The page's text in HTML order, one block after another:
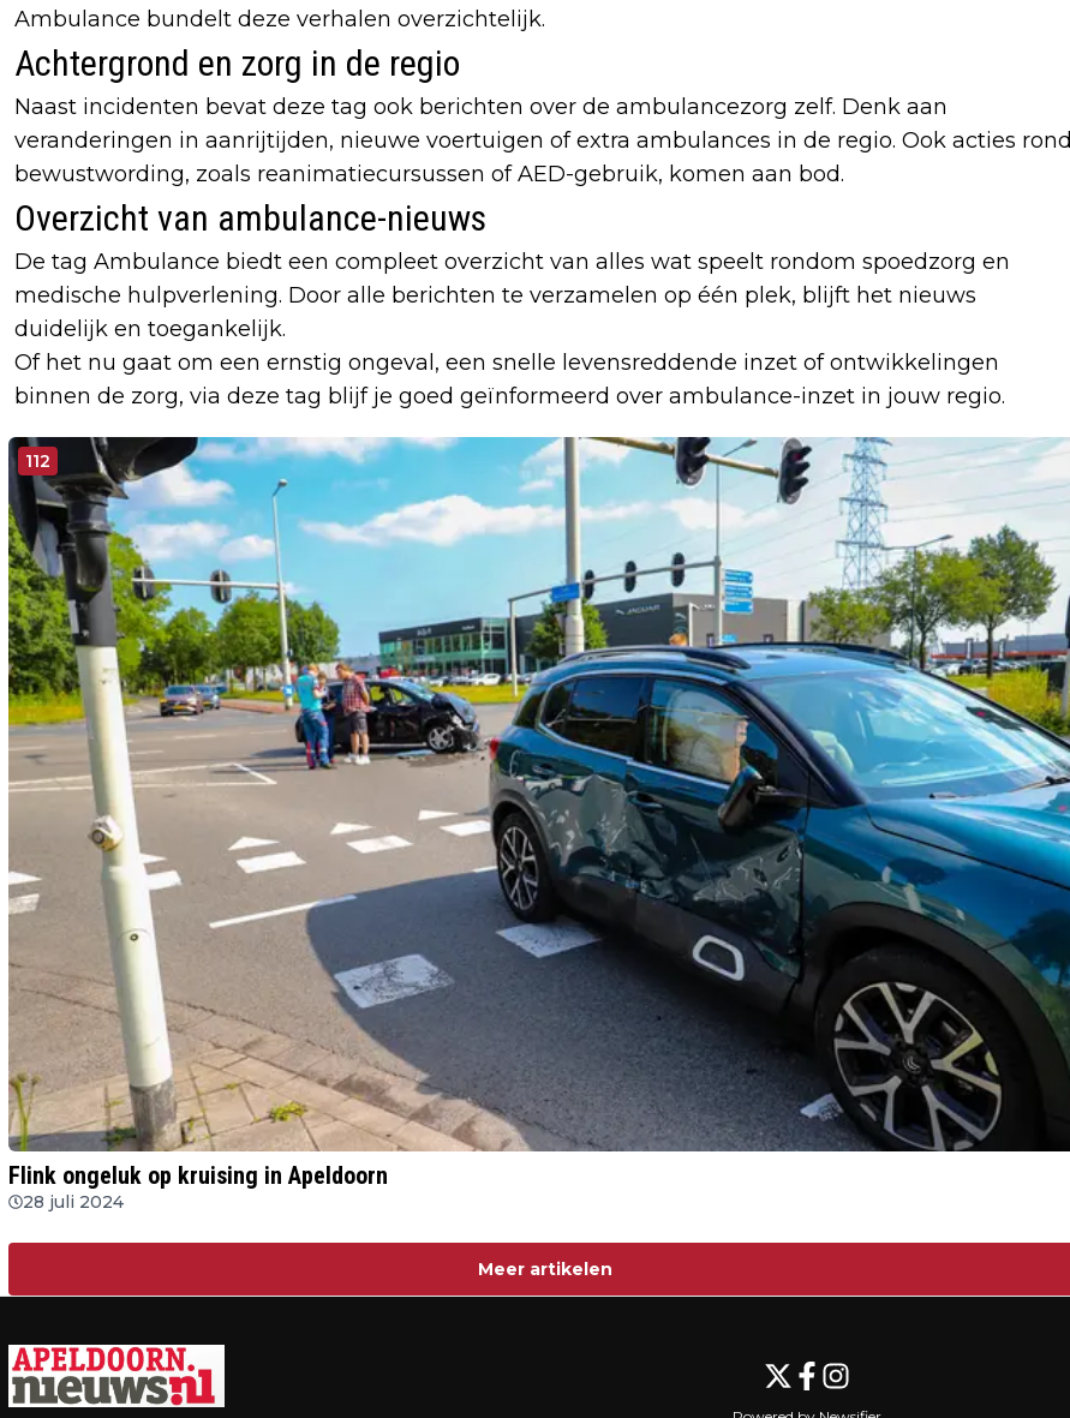
Ambulance bundelt deze verhalen overzichtelijk.
Achtergrond en zorg in de regio
Naast incidenten bevat deze tag ook berichten over de ambulancezorg zelf. Denk aan
veranderingen in aanrijtijden, nieuwe voertuigen of extra ambulances in de regio. Ook acties rond
bewustwording, zoals reanimatiecursussen of AED-gebruik, komen aan bod.
Overzicht van ambulance-nieuws
De tag Ambulance biedt een compleet overzicht van alles wat speelt rondom spoedzorg en
medische hulpverlening. Door alle berichten te verzamelen op één plek, blijft het nieuws
duidelijk en toegankelijk.
Of het nu gaat om een ernstig ongeval, een snelle levensreddende inzet of ontwikkelingen
binnen de zorg, via deze tag blijf je goed geïnformeerd over ambulance-inzet in jouw regio.
112
Flink ongeluk op kruising in Apeldoorn
28 juli 2024
Meer artikelen